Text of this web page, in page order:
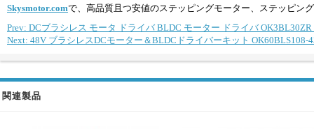
Skysmotor.comで、高品質且つ安値のステッピングモーター、ステッピン
Prev: DCブラシレス モータ ドライバ BLDC モーター ドライバ
Next: 48V ブラシレスDCモーター＆BLDCドライバーキット OK60BLS108-
関連製品